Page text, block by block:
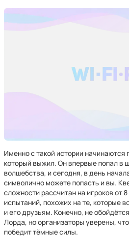
Именно с такой истории
который выжил. Он впервые попал в
волшебства, и сегодня, в день
символично можете попасть и вы.
сложности рассчитан на игроков от
испытаний, похожих на те, которые
и его друзьям. Конечно, не
Лорда, но организаторы уверены,
победит тёмные силы.